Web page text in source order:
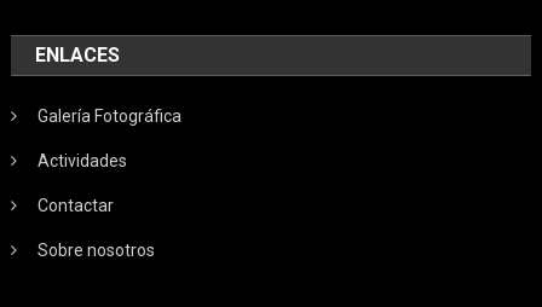
ENLACES
Galería Fotográfica
Actividades
Contactar
Sobre nosotros